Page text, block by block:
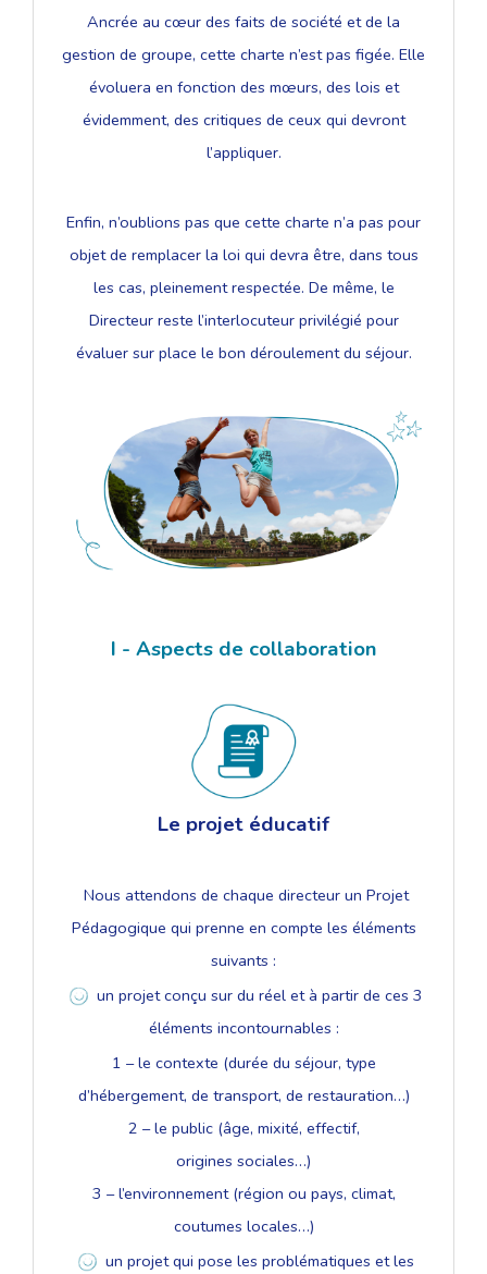
Ancrée au cœur des faits de société et de la
gestion de groupe, cette charte n’est pas figée. Elle
évoluera en fonction des mœurs, des lois et
évidemment, des critiques de ceux qui devront
l’appliquer.
Enfin, n’oublions pas que cette charte n’a pas pour
objet de remplacer la loi qui devra être, dans tous
les cas, pleinement respectée. De même, le
Directeur reste l’interlocuteur privilégié pour
évaluer sur place le bon déroulement du séjour.
I - Aspects de collaboration
Le projet éducatif
Nous attendons de chaque directeur un Projet
Pédagogique qui prenne en compte les éléments
suivants :
un projet conçu sur du réel et à partir de ces 3
éléments incontournables :
1 – le contexte (durée du séjour, type
d’hébergement, de transport, de restauration…)
2 – le public (âge, mixité, effectif,
origines sociales…)
3 – l’environnement (région ou pays, climat,
coutumes locales…)
un projet qui pose les problématiques et les